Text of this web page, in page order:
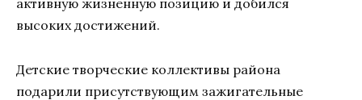
активную жизненную позицию и добился
высоких достижений.
Детские творческие коллективы района
подарили присутствующим зажигательные